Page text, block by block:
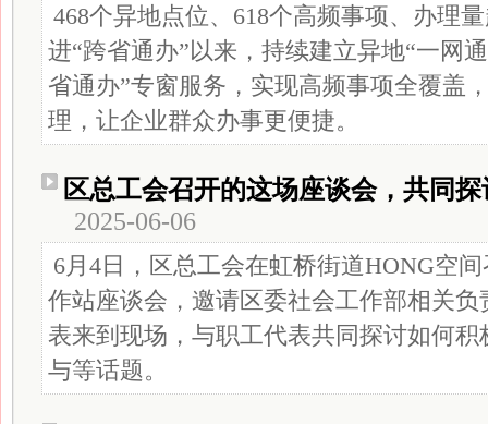
468个异地点位、618个高频事项、办理
进“跨省通办”以来，持续建立异地“一网
省通办”专窗服务，实现高频事项全覆盖
理，让企业群众办事更便捷。
区总工会召开的这场座谈会，共同
2025-06-06
6月4日，区总工会在虹桥街道HONG空
作站座谈会，邀请区委社会工作部相关
表来到现场，与职工代表共同探讨如何
与等话题。